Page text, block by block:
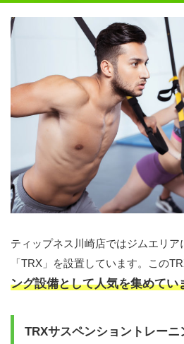
ティップネス川崎店ではジムエリア
「TRX」を設置しています。この
ング設備として人気を集めてい
TRXサスペンショントレーニ